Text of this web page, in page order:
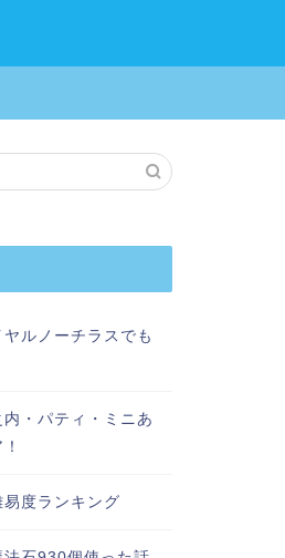
ルノーチラスでも
・パティ・ミニあ
度ランキング